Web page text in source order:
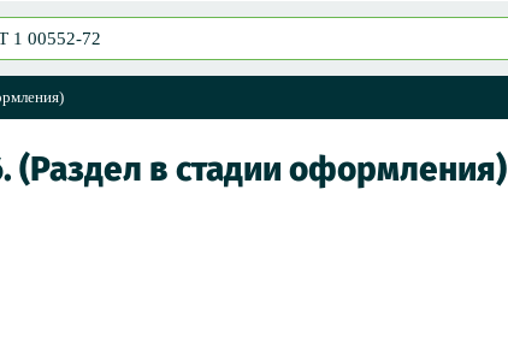
(Раздел в стадии оформления)